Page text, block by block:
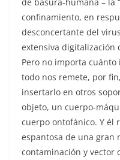
confinamiento, en
desconcertante del
extensiva digitalización
Pero no importa
todo nos remete, por
insertarlo en otros
objeto, un cuerpo-
cuerpo ontofánico. Y él
espantosa de una gran
contaminación y vector